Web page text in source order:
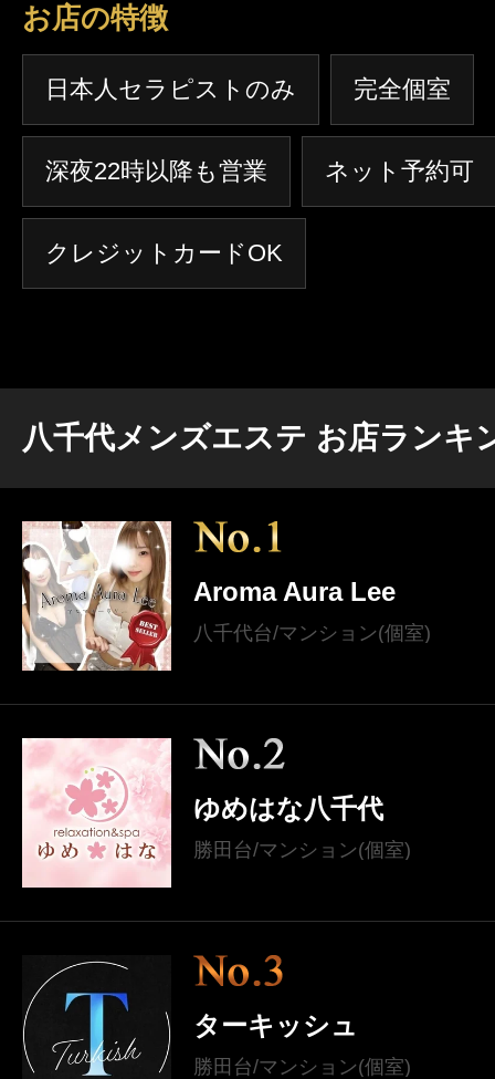
お店の特徴
日本人セラピストのみ 完全個室
深夜22時以降も営業 ネット予約可
クレジットカードOK
八千代メンズエステ お店ランキ
Aroma Aura Lee
八千代台/マンション(個室)
ゆめはな八千代
勝田台/マンション(個室)
ターキッシュ
勝田台/マンション(個室)